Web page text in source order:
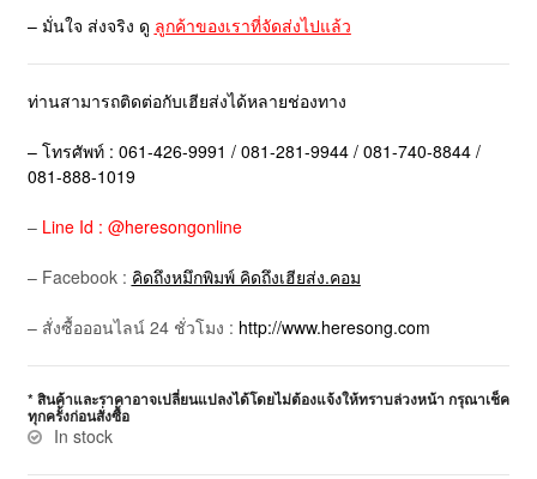
– มั่นใจ ส่งจริง ดู ลูกค้าของเราที่จัดส่งไปแล้ว
ท่านสามารถติดต่อกับเฮียส่งได้หลายช่องทาง
– โทรศัพท์ : 061-426-9991 / 081-281-9944 / 081-740-8844 /
081-888-1019
– Line Id : @heresongonline
– Facebook : คิดถึงหมึกพิมพ์ คิดถึงเฮียส่ง.คอม
– สั่งซื้อออนไลน์ 24 ชั่วโมง : http://www.heresong.com
* สินค้าและราคาอาจเปลี่ยนแปลงได้โดยไม่ต้องแจ้งให้ทราบล่วงหน้า กรุณาเช็ค
ทุกครั้งก่อนสั่งซื้อ
In stock